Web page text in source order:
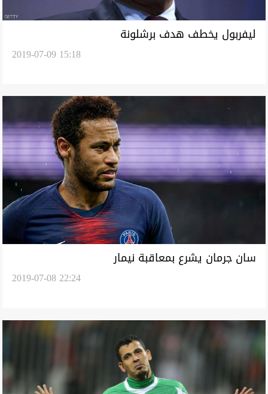
ليفربول يخطف هدف برشلونة
2019-07-09 15:18
سان جرمان يشرع بمعاقبة نيمار
2019-07-08 22:24